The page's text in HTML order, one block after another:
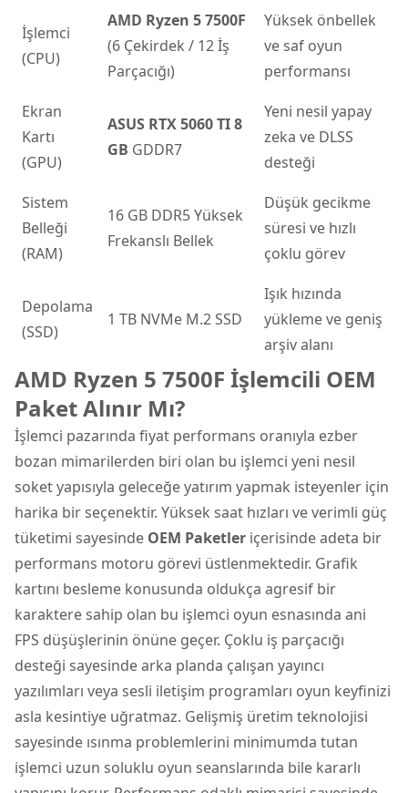
İşlemci
(CPU)
AMD Ryzen 5 7500F
(6 Çekirdek / 12 İş
Parçacığı)
Yüksek önbellek
ve saf oyun
performansı
Ekran
Kartı
(GPU)
ASUS RTX 5060 TI 8
GB GDDR7
Yeni nesil yapay
zeka ve DLSS
desteği
Sistem
Belleği
(RAM)
16 GB DDR5 Yüksek
Frekanslı Bellek
Düşük gecikme
süresi ve hızlı
çoklu görev
Depolama
(SSD)
1 TB NVMe M.2 SSD
Işık hızında
yükleme ve geniş
arşiv alanı
AMD Ryzen 5 7500F İşlemcili OEM
Paket Alınır Mı?
İşlemci pazarında fiyat performans oranıyla ezber
bozan mimarilerden biri olan bu işlemci yeni nesil
soket yapısıyla geleceğe yatırım yapmak isteyenler için
harika bir seçenektir. Yüksek saat hızları ve verimli güç
tüketimi sayesinde OEM Paketler içerisinde adeta bir
performans motoru görevi üstlenmektedir. Grafik
kartını besleme konusunda oldukça agresif bir
karaktere sahip olan bu işlemci oyun esnasında ani
FPS düşüşlerinin önüne geçer. Çoklu iş parçacığı
desteği sayesinde arka planda çalışan yayıncı
yazılımları veya sesli iletişim programları oyun keyfinizi
asla kesintiye uğratmaz. Gelişmiş üretim teknolojisi
sayesinde ısınma problemlerini minimumda tutan
işlemci uzun soluklu oyun seanslarında bile kararlı